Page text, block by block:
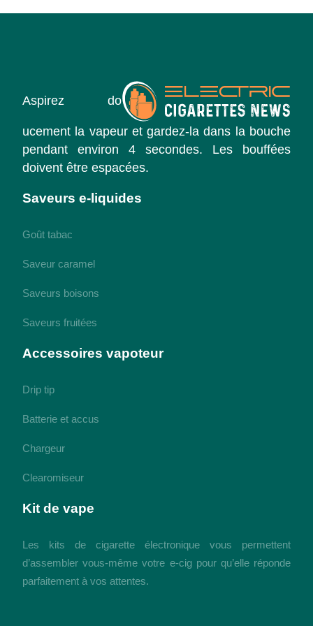
Aspirez do
ucement la vapeur et gardez-la dans la bouche
pendant environ 4 secondes. Les bouffées
doivent être espacées.
Saveurs e-liquides
Goût tabac
Saveur caramel
Saveurs boisons
Saveurs fruitées
Accessoires vapoteur
Drip tip
Batterie et accus
Chargeur
Clearomiseur
Kit de vape
Les kits de cigarette électronique vous permettent
d’assembler vous-même votre e-cig pour qu’elle réponde
parfaitement à vos attentes.